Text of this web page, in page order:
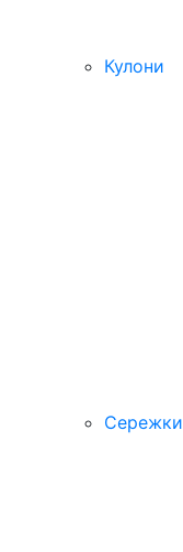
Кулони
Сережки